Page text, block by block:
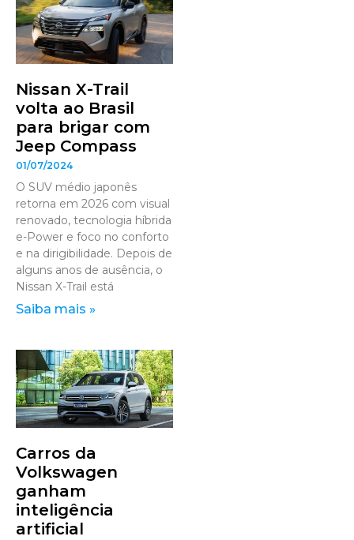
Nissan X-Trail
volta ao Brasil
para brigar com
Jeep Compass
01/07/2024
O SUV médio japonês
retorna em 2026 com visual
renovado, tecnologia híbrida
e-Power e foco no conforto
e na dirigibilidade. Depois de
alguns anos de ausência, o
Nissan X-Trail está
Saiba mais »
Carros da
Volkswagen
ganham
inteligência
artificial